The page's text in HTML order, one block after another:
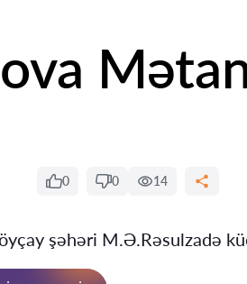
0 0 14
şəhəri M.Ə.Rəsulzadə